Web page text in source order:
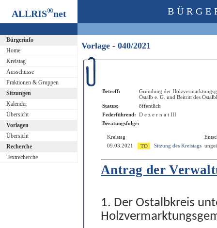
ALLRIS®net
Bürgerinfo
Home
Kreistag
Ausschüsse
Fraktionen & Gruppen
Sitzungen
Kalender
Übersicht
Vorlagen
Übersicht
Recherche
Textrecherche
Vorlage - 040/2021
Betreff:
Gründung der
Ostalb e. G. und Beitritt des
Status:
öffentlich
Federführend: D e z e r n a t III
Beratungsfolge:
Kreistag
09.03.2021
Sitzung des Kreistags
Antrag der
1. Der Ostalbkreis